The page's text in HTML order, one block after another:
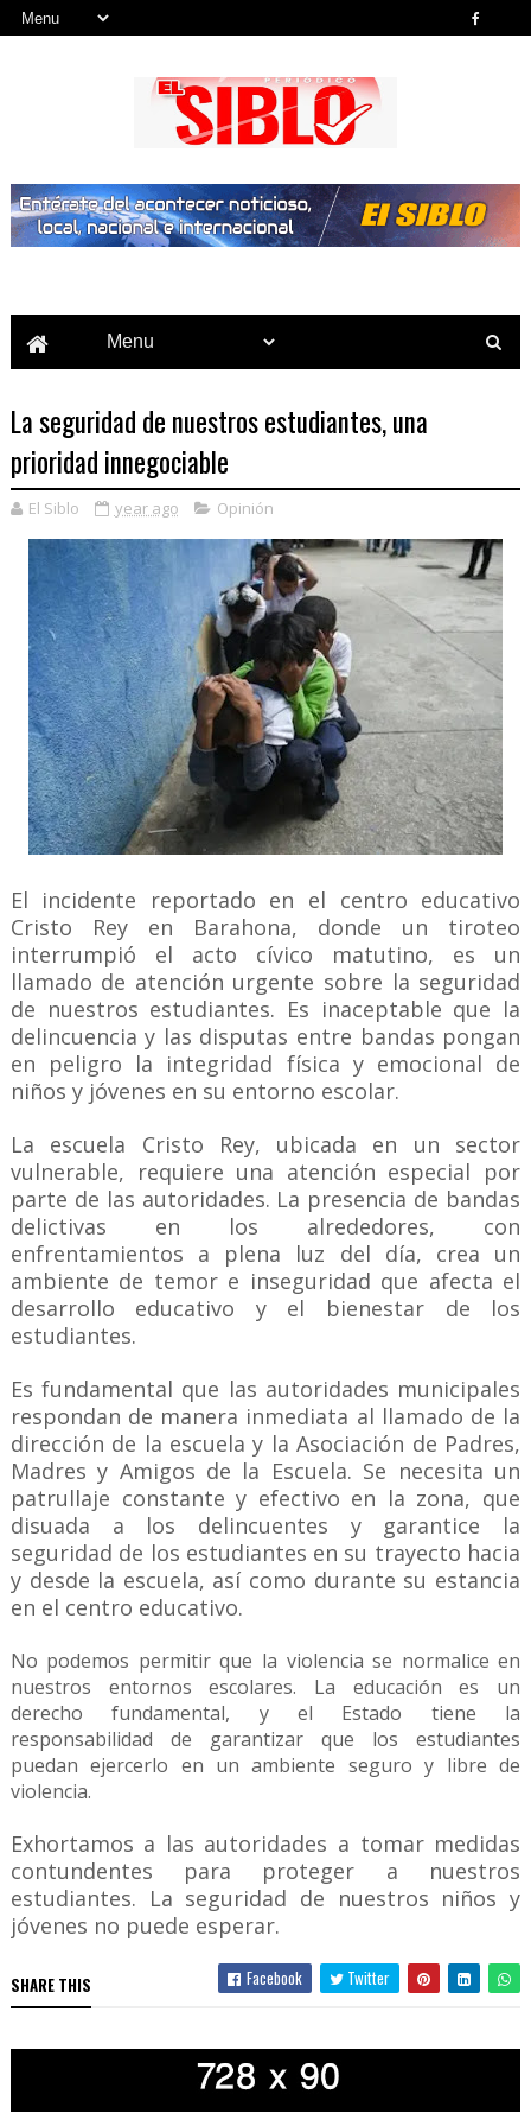
La seguridad de nuestros estudiantes, una
prioridad innegociable
El Siblo year ago Opinión
El incidente reportado en el centro educativo
Cristo Rey en Barahona, donde un tiroteo
interrumpió el acto cívico matutino, es un
llamado de atención urgente sobre la seguridad
de nuestros estudiantes. Es inaceptable que la
delincuencia y las disputas entre bandas pongan
en peligro la integridad física y emocional de
niños y jóvenes en su entorno escolar.
La escuela Cristo Rey, ubicada en un sector
vulnerable, requiere una atención especial por
parte de las autoridades. La presencia de bandas
delictivas en los alrededores, con
enfrentamientos a plena luz del día, crea un
ambiente de temor e inseguridad que afecta el
desarrollo educativo y el bienestar de los
estudiantes.
Es fundamental que las autoridades municipales
respondan de manera inmediata al llamado de la
dirección de la escuela y la Asociación de Padres,
Madres y Amigos de la Escuela. Se necesita un
patrullaje constante y efectivo en la zona, que
disuada a los delincuentes y garantice la
seguridad de los estudiantes en su trayecto hacia
y desde la escuela, así como durante su estancia
en el centro educativo.
No podemos permitir que la violencia se normalice en
nuestros entornos escolares. La educación es un
derecho fundamental, y el Estado tiene la
responsabilidad de garantizar que los estudiantes
puedan ejercerlo en un ambiente seguro y libre de
violencia.
Exhortamos a las autoridades a tomar medidas
contundentes para proteger a nuestros
estudiantes. La seguridad de nuestros niños y
jóvenes no puede esperar.
SHARE THIS Facebook Twitter